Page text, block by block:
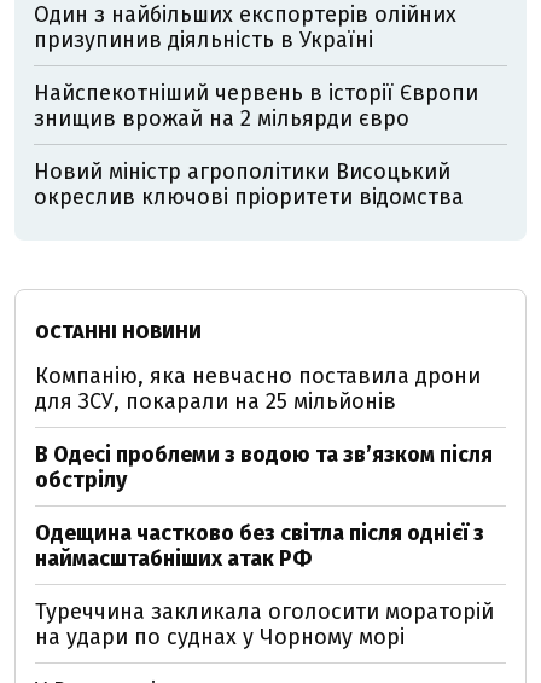
Один з найбільших експортерів олійних
призупинив діяльність в Україні
Найспекотніший червень в історії Європи
знищив врожай на 2 мільярди євро
Новий міністр агрополітики Висоцький
окреслив ключові пріоритети відомства
ОСТАННІ НОВИНИ
Компанію, яка невчасно поставила дрони
для ЗСУ, покарали на 25 мільйонів
В Одесі проблеми з водою та звʼязком після
обстрілу
Одещина частково без світла після однієї з
наймасштабніших атак РФ
Туреччина закликала оголосити мораторій
на удари по суднах у Чорному морі